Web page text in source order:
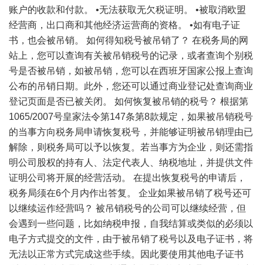
账户的收款和付款。 •无法获取无欠税证明。 •被取消欧盟
经营商，出口商和其他经济运营商的资格。 •如有电子证
书，也会被吊销。 如何得知税号被吊销了？ 在税务局的网
站上，您可以查询有关被吊销税号的记录，或者查询个别税
号是否被吊销，如被吊销，您可以在西班牙国家公报上查询
公布的吊销日期。此外，您还可以通过商业登记处查询商业
登记页面是否已被关闭。 如何恢复被吊销的税号？ 根据第
1065/2007号皇家法令第147条第8款规定，如果被吊销税号
的当事方向税务局申请恢复税号，并能够证明被吊销理由已
解除，则税务局可以予以恢复。若当事方为企业，则还需指
明公司股权的持有人、法定代表人、纳税地址，并提供文件
证明公司将开展的经营活动。 在提出恢复税号的申请后，
税务局须在6个月内作出答复。 企业如果被吊销了税号还可
以继续运作经营吗？ 被吊销税号的公司可以继续经营，但
会遇到一些问题，比如纳税申报，自我结算或类似的必须以
电子方式提交的文件，由于被吊销了税号以及电子证书，将
无法以正常方式完成这些手续。因此要使用其他电子证书